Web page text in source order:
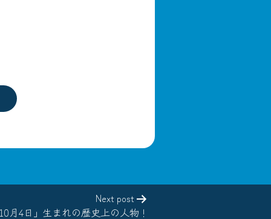
Next post
月4日」生まれの歴史上の人物！